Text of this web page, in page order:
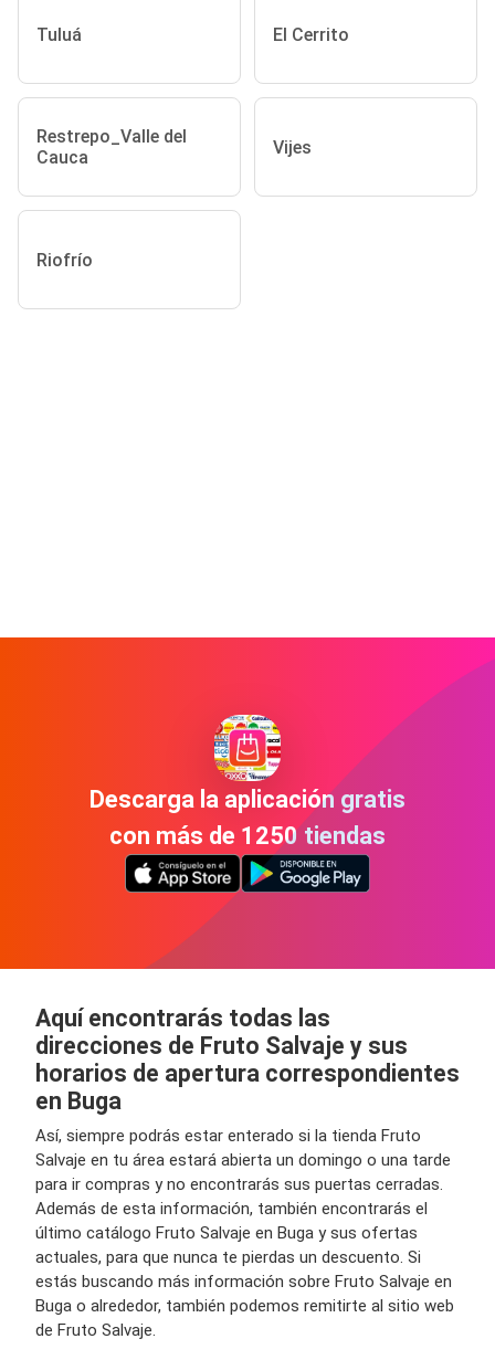
Tuluá El Cerrito
Restrepo_Valle del
Cauca
Vijes
Riofrío
Descarga la aplicación gratis
con más de 1250 tiendas
Aquí encontrarás todas las
direcciones de Fruto Salvaje y sus
horarios de apertura correspondientes
en Buga
Así, siempre podrás estar enterado si la tienda Fruto
Salvaje en tu área estará abierta un domingo o una tarde
para ir compras y no encontrarás sus puertas cerradas.
Además de esta información, también encontrarás el
último catálogo Fruto Salvaje en Buga y sus ofertas
actuales, para que nunca te pierdas un descuento. Si
estás buscando más información sobre Fruto Salvaje en
Buga o alrededor, también podemos remitirte al sitio web
de Fruto Salvaje.